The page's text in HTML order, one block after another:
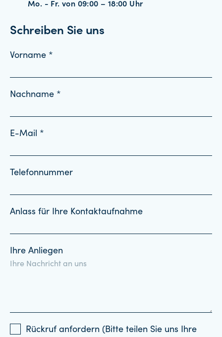
Mo. - Fr. von 09:00 – 18:00 Uhr
Schreiben Sie uns
Vorname *
Nachname *
E-Mail *
Telefonnummer
Anlass für Ihre Kontaktaufnahme
Ihre Anliegen
Rückruf anfordern (Bitte teilen Sie uns Ihre